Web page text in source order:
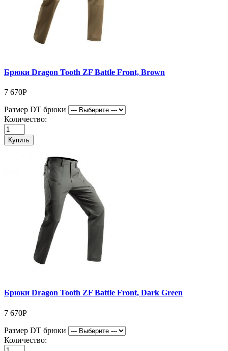
Брюки Dragon Tooth ZF Battle Front, Brown
7 670Р
Размер DT брюки
Количество:
Купить
Брюки Dragon Tooth ZF Battle Front, Dark Green
7 670Р
Размер DT брюки
Количество: